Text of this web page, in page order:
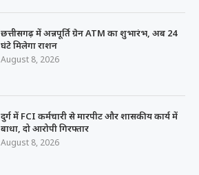
छत्तीसगढ़ में अन्नपूर्ति ग्रेन ATM का शुभारंभ, अब 24
घंटे मिलेगा राशन
August 8, 2026
दुर्ग में FCI कर्मचारी से मारपीट और शासकीय कार्य में
बाधा, दो आरोपी गिरफ्तार
August 8, 2026